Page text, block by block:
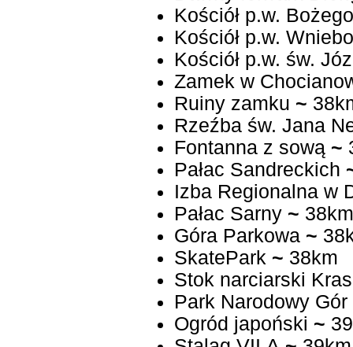
Kościół p.w.
Kościół p.w.
Kościół p.w. św.
Zamek w
Ruiny zamku ~
Rzeźba św. Jana
Fontanna z sową ~
Pałac Sandreckich
Izba Regionalna w
Pałac Sarny ~ 38km
Góra Parkowa ~
SkatePark ~ 38km
Stok narciarski
Park Narodowy Gór
Ogród japoński ~